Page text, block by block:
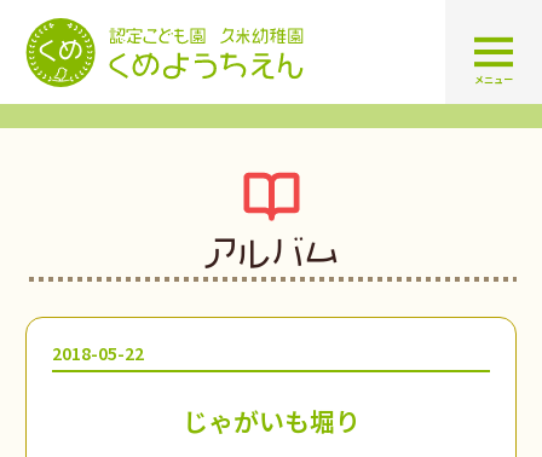
認定こども園 学校法人久米幼
メニュー
アルバム
2018-05-22
じゃがいも堀り